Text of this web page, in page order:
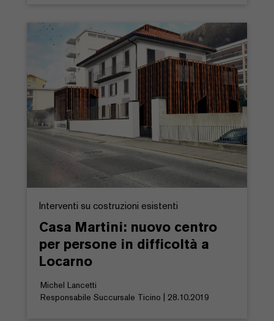
Interventi su costruzioni esistenti
Casa Martini: nuovo centro
per persone in difficoltà a
Locarno
Michel Lancetti
Responsabile Succursale Ticino | 28.10.2019